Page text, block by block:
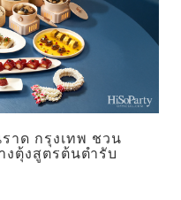
าด กรุงเทพ ชวน
ตุ้งสูตรต้นตำรับ